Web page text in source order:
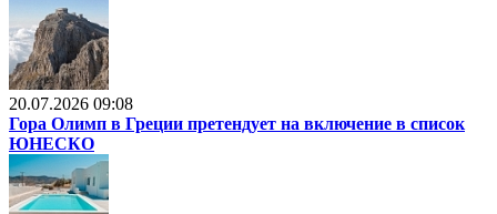
20.07.2026 09:08
Гора Олимп в Греции претендует на включение в список
ЮНЕСКО